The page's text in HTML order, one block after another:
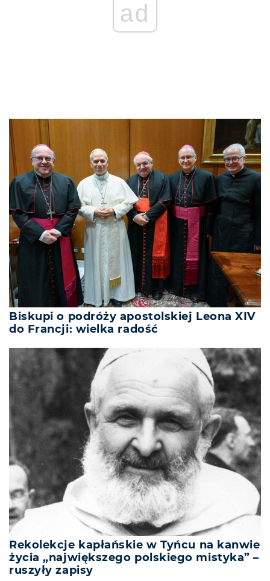
Biskupi o podróży apostolskiej Leona XIV
do Francji: wielka radość
Rekolekcje kapłańskie w Tyńcu na kanwie
życia „największego polskiego mistyka” –
ruszyły zapisy